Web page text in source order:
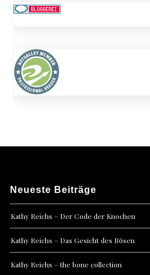
Neueste Beiträge
Kathy Reichs – Der Code der Knochen
Kathy Reichs – Das Gesicht des Bösen
Kathy Reichs – the bone collection